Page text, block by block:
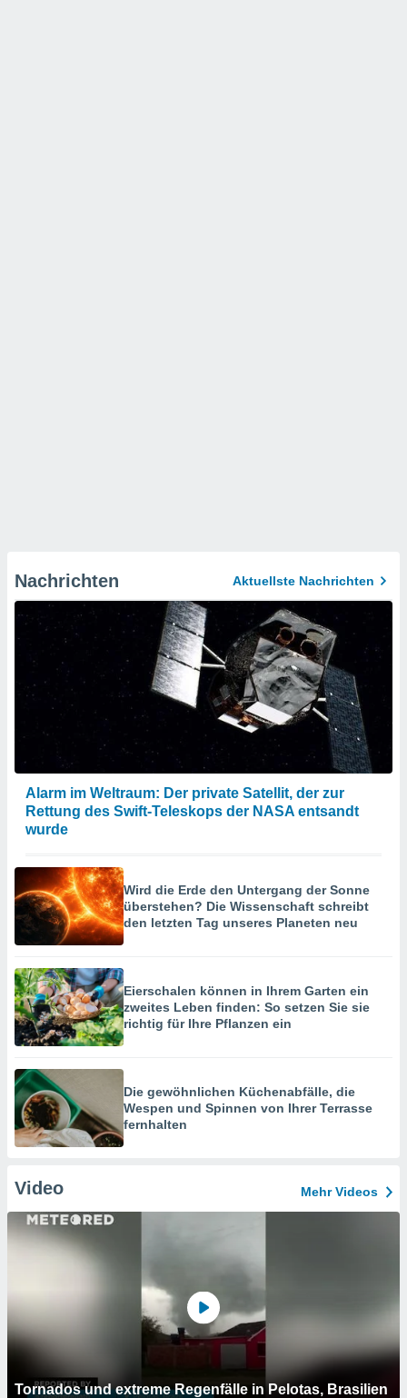
Nachrichten Aktuellste Nachrichten
Alarm im Weltraum: Der private Satellit, der zur
Rettung des Swift-Teleskops der NASA entsandt
wurde
Wird die Erde den Untergang der Sonne
überstehen? Die Wissenschaft schreibt
den letzten Tag unseres Planeten neu
Eierschalen können in Ihrem Garten ein
zweites Leben finden: So setzen Sie sie
richtig für Ihre Pflanzen ein
Die gewöhnlichen Küchenabfälle, die
Wespen und Spinnen von Ihrer Terrasse
fernhalten
Video Mehr Videos
Tornados und extreme Regenfälle in Pelotas, Brasilien